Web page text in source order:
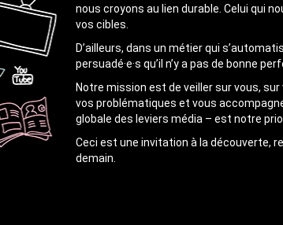
nous croyons au lien durable. Celui qui
vos cibles.
D’ailleurs, dans un métier qui
persuadé·e·s qu’il n’y a pas de bonne
Notre mission est de veiller sur vous,
vos problématiques et vous
globale des leviers média – est notre
Ceci est une invitation à la découverte,
demain.